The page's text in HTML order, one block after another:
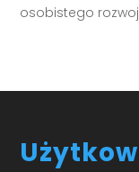
osobistego